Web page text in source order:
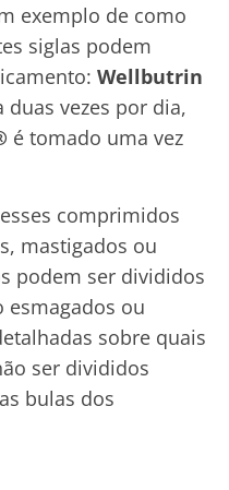
exemplo de como
siglas podem
Wellbutrin
vezes por dia,
é tomado uma vez
comprimidos
mastigados ou
podem ser divididos
esmagados ou
sobre quais
ser divididos
bulas dos